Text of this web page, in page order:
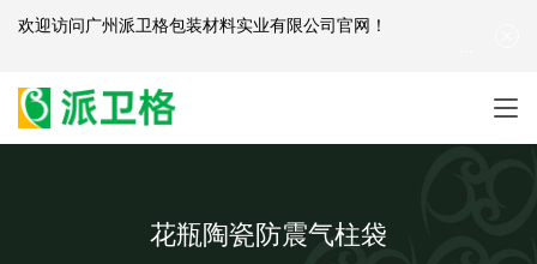
花瓶陶瓷防震气柱袋
欢迎访问广州派卫格包装材料实业有限公司官网 ！